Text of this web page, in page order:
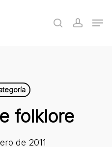
search
folklore
de 2011